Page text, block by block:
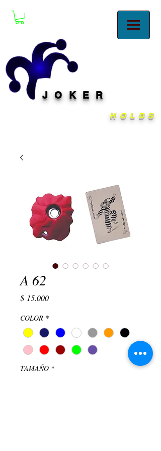
JOKER
HOLDS
A 62
$ 15.000Precio
COLOR *
TAMAÑO *